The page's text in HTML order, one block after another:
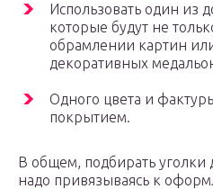
Использовать один из
которые будут не
обрамлении картин
декоративных
Одного цвета и
покрытием.
В общем, подбирать уголки
надо привязываясь к